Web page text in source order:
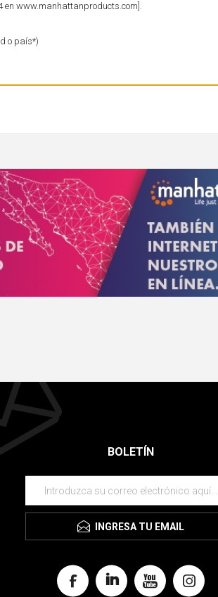
en www.manhattanproducts.com].
o país*)
BOLETÍN
INGRESA TU EMAIL